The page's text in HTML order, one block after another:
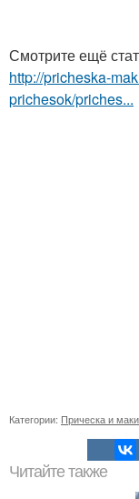
Смотрите ещё
http://pricheska-
prichesok/priches...
Категории: Прическа и
Читайте также